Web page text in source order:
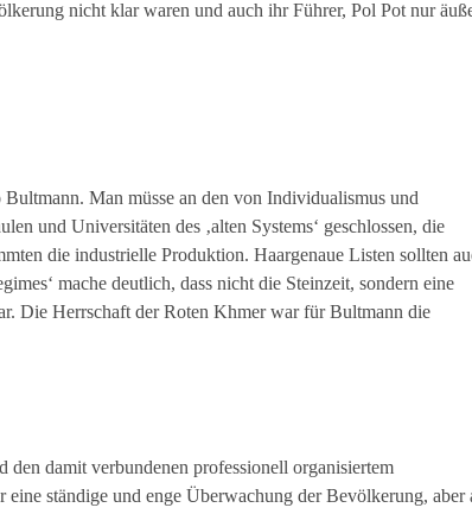
nicht klar waren und auch ihr Führer, Pol Pot nur
Man müsse an den von Individualismus und
und Universitäten des ‚alten Systems‘ geschlossen, die
die industrielle Produktion. Haargenaue Listen sollten
mache deutlich, dass nicht die Steinzeit, sondern eine
Die Herrschaft der Roten Khmer war für Bultmann die
den damit verbundenen professionell organisiertem
ständige und enge Überwachung der Bevölkerung, aber